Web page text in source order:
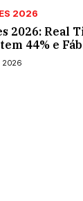
2026
2026: Real
44% e
o governo
2026